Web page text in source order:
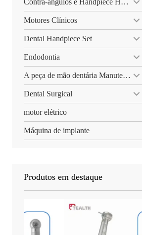
Motores Clínicos
Dental Handpiece Set
Endodontia
A peça de mão dentária Manutenção
Dental Surgical
motor elétrico
Máquina de implante
Produtos em destaque